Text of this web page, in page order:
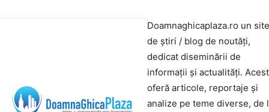
Doamnaghicaplaza.ro un site
de știri / blog de noutăți,
dedicat diseminării de
informații și actualități.
oferă articole, reportaje și
analize pe teme diverse, de